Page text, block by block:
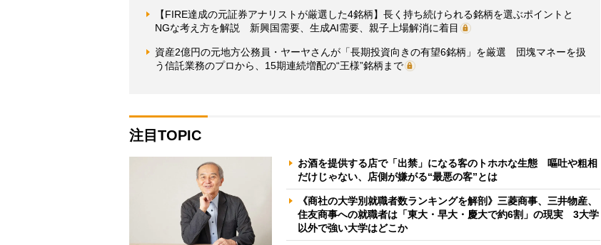
【FIRE達成の元証券アナリストが厳選した4銘柄】長く持ち続けられる銘柄を選ぶポイントと
NGな考え方を解説 新興国需要、生成AI需要、親子上場解消に着目
資産2億円の元地方公務員・ヤーヤさんが「長期投資向きの有望6銘柄」を厳選 団塊マネーを扱
う信託業務のプロから、15期連続増配の“王様”銘柄まで
注目TOPIC
お酒を提供する店で「出禁」になる客のトホホな生態 嘔吐や粗相
だけじゃない、店側が嫌がる“最悪の客”とは
《商社の大学別就職者数ランキングを解剖》三菱商事、三井物産、
住友商事への就職者は「東大・早大・慶大で約6割」の現実 3大学
以外で強い大学はどこか